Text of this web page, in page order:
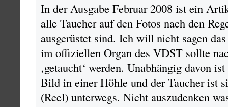
In der Ausgabe Februar 2008 ist ein
alle Taucher auf den Fotos nach den
ausgerüstet sind. Ich will nicht sagen
im offiziellen Organ des VDST sollte
‚getaucht‘ werden. Unabhängig davon
Bild in einer Höhle und der Taucher ist
(Reel) unterwegs. Nicht auszudenken